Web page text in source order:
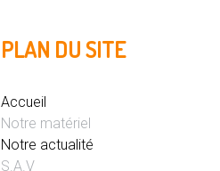
PLAN DU SITE
Accueil
Notre matériel
Notre actualité
S.A.V